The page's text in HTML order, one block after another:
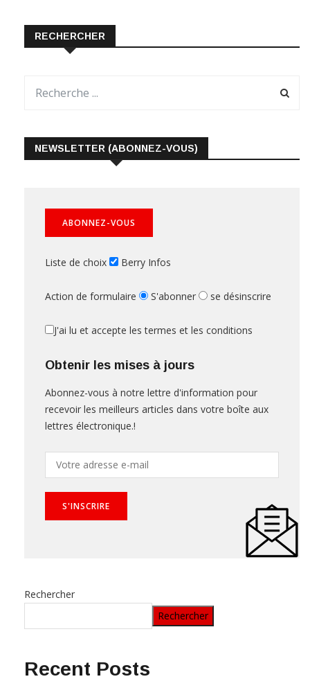
RECHERCHER
NEWSLETTER (ABONNEZ-VOUS)
Liste de choix Berry Infos
Action de formulaire S'abonner se désinscrire
J'ai lu et accepte les termes et les conditions
Obtenir les mises à jours
Abonnez-vous à notre lettre d'information pour
recevoir les meilleurs articles dans votre boîte aux
lettres électronique.!
Rechercher
Rechercher
Recent Posts